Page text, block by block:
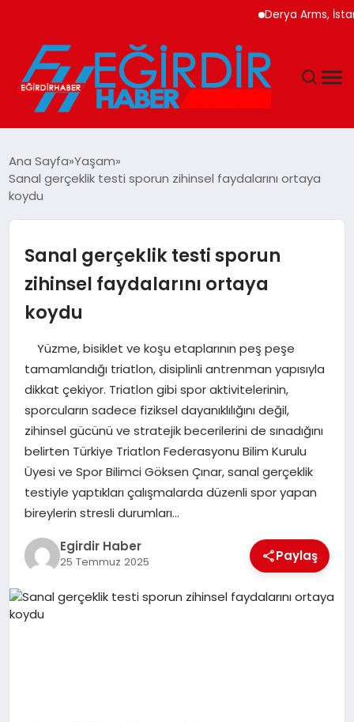
Derya Arms, İstanbul
EĞITIM
MAGAZIN
SIYASET
SPOR
TEKNOLOJI
YAŞAM
Ana Sayfa Yaşam
Sanal gerçeklik testi sporun zihinsel faydalarını ortaya
koydu
Sanal gerçeklik testi sporun
zihinsel faydalarını ortaya
koydu
Yüzme, bisiklet ve koşu etaplarının peş peşe
tamamlandığı triatlon, disiplinli antrenman yapısıyla
dikkat çekiyor. Triatlon gibi spor aktivitelerinin,
sporcuların sadece fiziksel dayanıklılığını değil,
zihinsel gücünü ve stratejik becerilerini de sınadığını
belirten Türkiye Triatlon Federasyonu Bilim Kurulu
Üyesi ve Spor Bilimci Göksen Çınar, sanal gerçeklik
testiyle yaptıkları çalışmalarda düzenli spor yapan
bireylerin stresli durumları…
Egirdir Haber
25 Temmuz 2025 Paylaş